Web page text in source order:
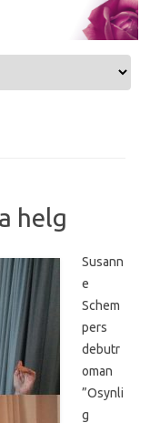
helg
Susann
e
Schem
pers
debutr
oman
”Osynli
g